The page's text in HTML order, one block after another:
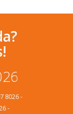
8026-
-